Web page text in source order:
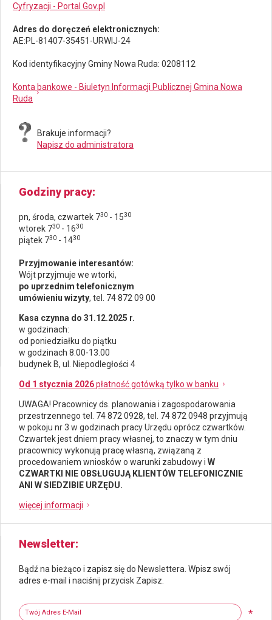
Cyfryzacji - Portal Gov.pl
Adres do doręczeń elektronicznych:
AE:PL-81407-35451-URWIJ-24
Kod identyfikacyjny Gminy Nowa Ruda: 0208112
Konta bankowe - Biuletyn Informacji Publicznej Gmina Nowa
Ruda
Brakuje informacji?
Napisz do administratora
Godziny pracy
pn, środa, czwartek 730 - 1530
wtorek 730 - 1630
piątek 730 - 1430
Przyjmowanie interesantów:
Wójt przyjmuje we wtorki,
po uprzednim telefonicznym
umówieniu wizyty, tel. 74 872 09 00
Kasa czynna do 31.12.2025 r.
w godzinach:
od poniedziałku do piątku
w godzinach 8.00-13.00
budynek B, ul. Niepodległości 4
Od 1 stycznia 2026płatność gotówką tylko w banku
UWAGA! Pracownicy ds. planowania i zagospodarowania
przestrzennego tel. 74 872 0928, tel. 74 872 0948 przyjmują
w pokoju nr 3 w godzinach pracy Urzędu oprócz czwartków.
Czwartek jest dniem pracy własnej, to znaczy w tym dniu
pracownicy wykonują pracę własną, związaną z
procedowaniem wniosków o warunki zabudowy i W
CZWARTKI NIE OBSŁUGUJĄ KLIENTÓW TELEFONICZNIE
ANI W SIEDZIBIE URZĘDU.
więcej informacji
Newsletter
Bądź na bieżąco i zapisz się do Newslettera. Wpisz swój
adres e-mail i naciśnij przycisk Zapisz.
Twój adres e-mail
*